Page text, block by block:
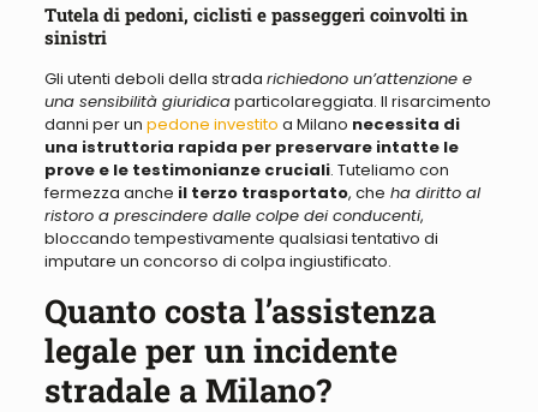
Tutela di pedoni, ciclisti e passeggeri coinvolti in
sinistri
Gli utenti deboli della strada richiedono un’attenzione e
una sensibilità giuridicaparticolareggiata. Il risarcimento
danni per un pedone investito a Milano necessita di
una istruttoria rapida per preservare intatte le
prove e le testimonianze cruciali. Tuteliamo con
fermezza anche il terzo trasportato, che ha diritto al
ristoro a prescindere dalle colpe dei conducenti,
bloccando tempestivamente qualsiasi tentativo di
imputare un concorso di colpa ingiustificato.
Quanto costa l’assistenza
legale per un incidente
stradale a Milano?